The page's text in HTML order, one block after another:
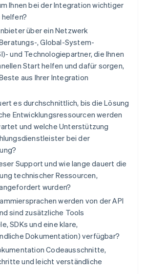
Ihnen bei der Integration wichtiger
über ein Netzwerk
, Global-System-
und Technologiepartner, die Ihnen
Start helfen und dafür sorgen,
aus Ihrer Integration
es durchschnittlich, bis die Lösung
Entwicklungsressourcen werden
und welche Unterstützung
bei der
Support und wie lange dauert die
technischer Ressourcen,
wurden?
werden von der API
sind zusätzliche Tools
SDKs und eine klare,
Dokumentation) verfügbar?
Codeausschnitte,
und leicht verständliche